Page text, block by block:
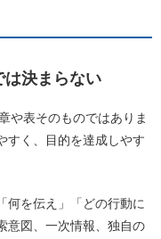
は決まらない
や表そのものではありま
すく、目的を達成しやす
何を伝え」「どの行動に
意図、一次情報、独自の